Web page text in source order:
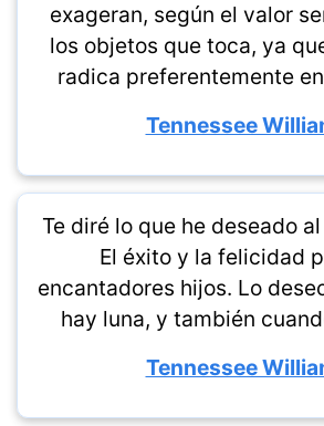
exageran, según el valor
los objetos que toca, ya
radica preferentemente
Tennessee
Te diré lo que he deseado
El éxito y la felicidad
encantadores hijos. Lo
hay luna, y también
Tennessee